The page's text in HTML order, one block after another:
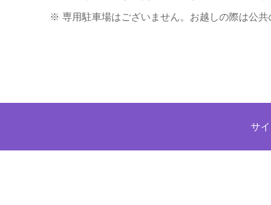
※ 専用駐車場はございません。お越しの際は公共
サ